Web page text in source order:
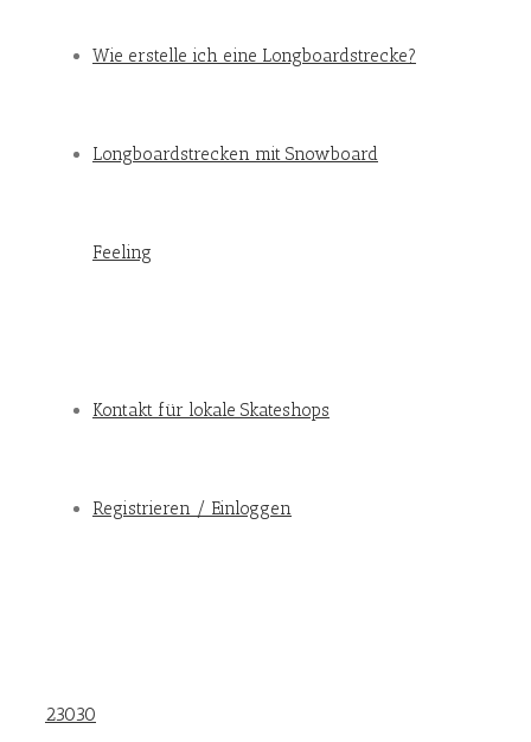
Wie erstelle ich eine Longboardstrecke?
Longboardstrecken mit Snowboard
Feeling
Kontakt für lokale Skateshops
Registrieren / Einloggen
23030